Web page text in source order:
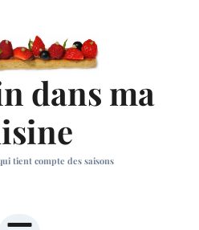
dans ma
tient compte des saisons